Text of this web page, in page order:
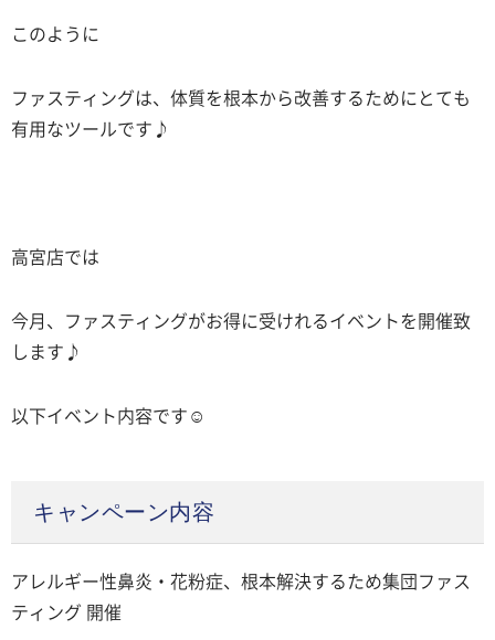
このように
ファスティングは、体質を根本から改善するためにとても
有用なツールです♪
高宮店では
今月、ファスティングがお得に受けれるイベントを開催致
します♪
以下イベント内容です☺️
キャンペーン内容
アレルギー性鼻炎・花粉症、根本解決するため集団ファス
ティング 開催